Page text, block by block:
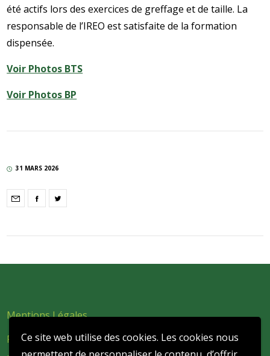
Ce site web utilise des cookies. Les cookies nous
été actifs lors des exercices de greffage et de taille. La
responsable de l’IREO est satisfaite de la formation
dispensée.
Voir Photos BTS
Voir Photos BP
31 MARS 2026
Mentions Légales
Politique de confidentialité et de protection des données